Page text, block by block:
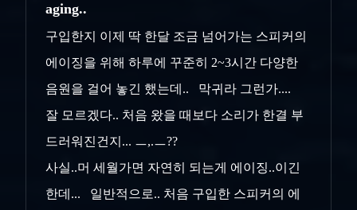
aging..
구입한지 이제 딱 한달 조금 넘어가는 스피커의
에이징을 위해 하루에 꾸준히 2~3시간 다양한
음원을 걸어 놓긴 했는데.. 막귀라 그런가....
잘 모르겠다.. 처음 왔을 때보다 소리가 한결 부
드러워진건지... ㅡ,.ㅡ??
사실..머 세월가면 자연히 되는게 에이징..이긴
한데... 일반적으로.. 처음 구입한 스피커의 에